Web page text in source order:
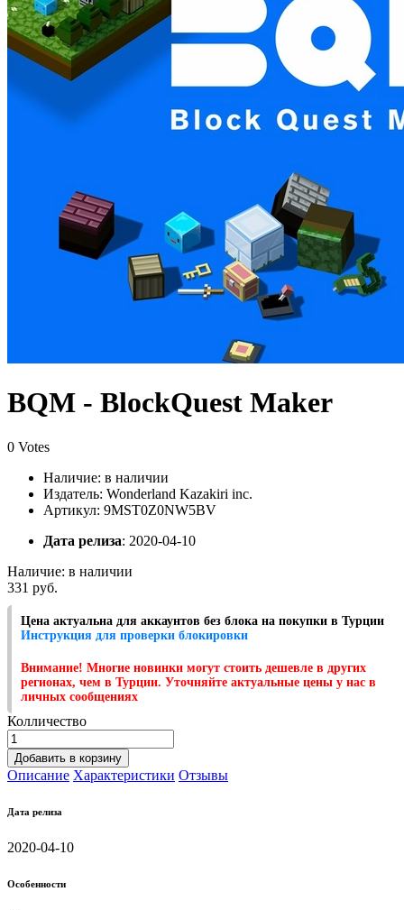
BQM - BlockQuest Maker
0 Votes
Наличие: в наличии
Издатель: Wonderland Kazakiri inc.
Артикул: 9MST0Z0NW5BV
Дата релиза: 2020-04-10
Наличие: в наличии
331 руб.
Цена актуальна для аккаунтов без блока на покупки в Турции
Инструкция для проверки блокировки
Внимание! Многие новинки могут стоить дешевле в других
регионах, чем в Турции. Уточняйте актуальные цены у нас в
личных сообщениях
Колличество
Добавить в корзину
Описание Характеристики Отзывы
Дата релиза
2020-04-10
Особенности